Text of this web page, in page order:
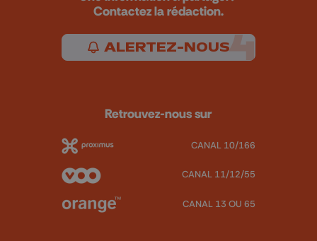
Contactez la rédaction.
ALERTEZ-NOUS
Retrouvez-nous sur
CANAL 10/166
CANAL 11/12/55
CANAL 13 OU 65